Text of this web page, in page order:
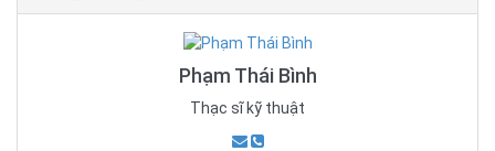
Phạm Thái Bình
Thạc sĩ kỹ thuật